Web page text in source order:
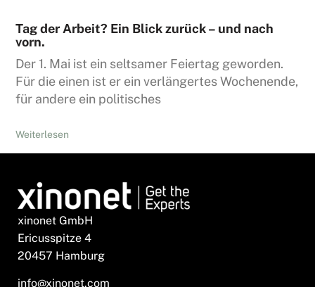
Tag der Arbeit? Ein Blick zurück – und nach
vorn.
Der 1. Mai ist ein seltsamer Feiertag geworden.
Für die einen ist er ein verlängertes Wochenende,
für andere ein politisches
Weiterlesen
xinonet GmbH
Ericusspitze 4
20457 Hamburg
info@xinonet.com